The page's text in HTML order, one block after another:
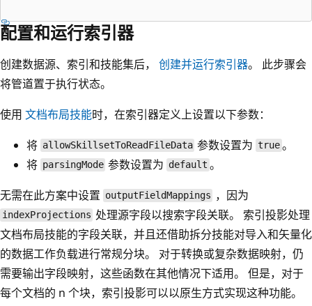
配置和运行索引器
创建数据源、索引和技能集后， 创建并运行索引器。 此步骤会
将管道置于执行状态。
使用 文档布局技能时，在索引器定义上设置以下参数：
将 allowSkillsetToReadFileData 参数设置为true。
将 parsingMode 参数设置为 default 。
无需在此方案中设置 outputFieldMappings ，因为
indexProjections 处理源字段以搜索字段关联。 索引投影处理
文档布局技能的字段关联，并且还借助拆分技能对导入和矢量化
的数据工作负载进行常规分块。 对于转换或复杂数据映射，仍
需要输出字段映射，这些函数在其他情况下适用。 但是，对于
每个文档的 n 个块，索引投影可以以原生方式实现这种功能。